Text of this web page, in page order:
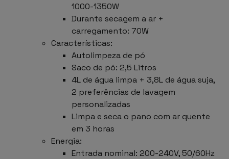
1000-1350W
Durante secagem a ar +
carregamento: 70W
Características:
Autolimpeza de pó
Saco de pó: 2,5 Litros
4L de água limpa + 3,8L de água suja,
2 preferências de lavagem
personalizadas
Limpa e seca o pano com ar quente
em 3 horas
Energia:
Entrada nominal: 200-240V, 50/60Hz